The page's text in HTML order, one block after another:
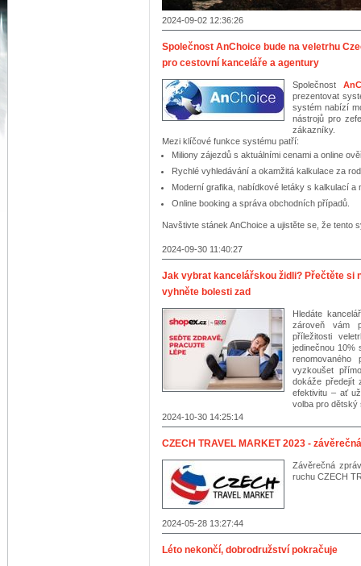
2024-09-02 12:36:26
Společnost AnChoice bude na veletrhu
pro cestovní kanceláře a agentury
Společnost
prezentovat
systém nabízí
nástrojů pro
zákazníky.
Mezi klíčové funkce systému patří:
Miliony zájezdů s aktuálními cenami a online
Rychlé vyhledávání a okamžitá kalkulace za
Moderní grafika, nabídkové letáky s kalkulací a
Online booking a správa obchodních případů.
Navštivte stánek AnChoice a ujistěte se, že tento
2024-09-30 11:40:27
Jak vybrat kancelářskou židli? Přečtěte si
vyhněte bolesti zad
Hledáte
zároveň vám
příležitosti
jedinečnou 10%
vyzkoušet
dokáže předejít
efektivitu – ať
volba pro dětský
2024-10-30 14:25:14
CZECH TRAVEL MARKET 2023 -
Závěrečná
ruchu CZECH
2024-05-28 13:27:44
Léto nekončí, dobrodružství pokračuje